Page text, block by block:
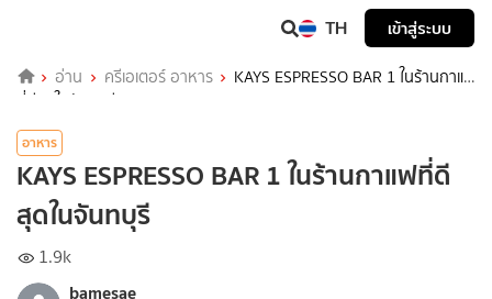
TH เข้าสู่ระบบ
อ่าน ครีเอเตอร์ อาหาร
KAYS ESPRESSO BAR 1 ในร้านกาแฟ
ที่ดีสุดในจันทบุรี
อาหาร
KAYS ESPRESSO BAR 1 ในร้านกาแฟที่ดี
สุดในจันทบุรี
1.9k
bamesae